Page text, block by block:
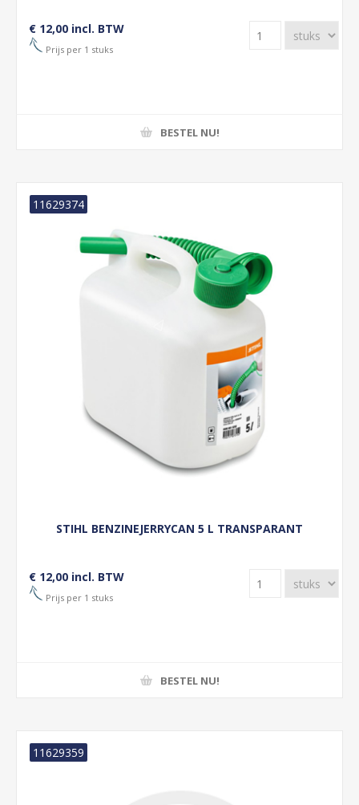
€ 12,00 incl. BTW
Prijs per 1 stuks
BESTEL NU!
STIHL BENZINEJERRYCAN 5 L TRANSPARANT
11629374
€ 12,00 incl. BTW
Prijs per 1 stuks
BESTEL NU!
11629359